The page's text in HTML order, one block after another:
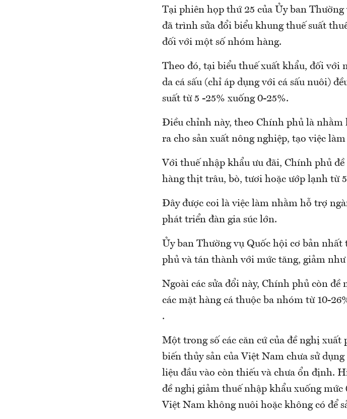
Tại phiên họp thứ 25 của Ủy ban
đã trình sửa đổi biểu khung thuế suất
đối với một số nhóm hàng.
Theo đó, tại biểu thuế xuất khẩu, đối với
da cá sấu (chỉ áp dụng với cá sấu nuôi)
suất từ 5 -25% xuống 0-25%.
Điều chỉnh này, theo Chính phủ là
ra cho sản xuất nông nghiệp, tạo việc
Với thuế nhập khẩu ưu đãi, Chính phủ
hàng thịt trâu, bò, tươi hoặc ướp lạnh từ
Đây được coi là việc làm nhằm hỗ trợ
phát triển đàn gia súc lớn.
Ủy ban Thường vụ Quốc hội cơ bản
phủ và tán thành với mức tăng, giảm
Ngoài các sửa đổi này, Chính phủ còn đề
các mặt hàng cá thuộc ba nhóm từ 10-
.
Một trong số các căn cứ của đề nghị
biến thủy sản của Việt Nam chưa sử
liệu đầu vào còn thiếu và chưa ổn định.
đề nghị giảm thuế nhập khẩu xuống
Việt Nam không nuôi hoặc không có để